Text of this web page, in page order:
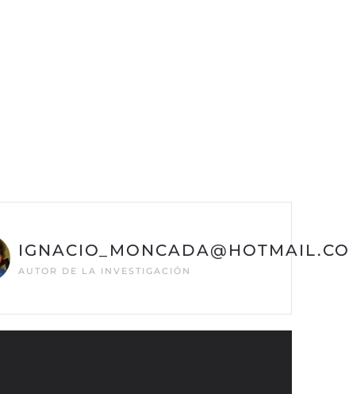
AUTOR DE LA INVESTIGACIÓN